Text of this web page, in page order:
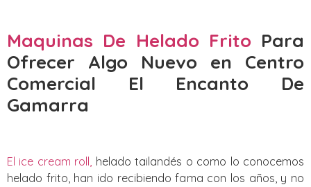
Maquinas De Helado Frito Para
Ofrecer Algo Nuevo
en Centro
Comercial El Encanto De
Gamarra
El ice cream roll, helado tailandés o como lo conocemos
helado frito, han ido recibiendo fama con los años, y no